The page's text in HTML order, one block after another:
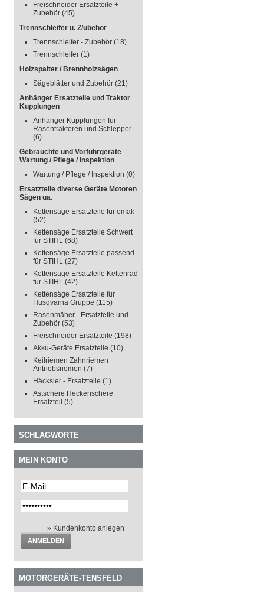
Freischneider Ersatzteile +
Zubehör (45)
Trennschleifer u. Z/ubehör
Trennschleifer - Zubehör (18)
Trennschleifer (1)
Holzspalter / Brennholzsägen
Sägeblätter und Zubehör (21)
Anhänger Ersatzteile und Traktor
Kupplungen
Anhänger Kupplungen für
Rasentraktoren und Schlepper
(6)
Gebrauchte und Vorführgeräte
Wartung / Pflege / Inspektion
Wartung / Pflege / Inspektion (0)
Ersatzteile diverse Geräte Motoren
Sägen ua.
Kettensäge Ersatzteile für emak
(52)
Kettensäge Ersatzteile Schwert
für STIHL (68)
Kettensäge Ersatzteile passend
für STIHL (27)
Kettensäge Ersatzteile Kettenrad
für STIHL (42)
Kettensäge Ersatzteile für
Husqvarna Gruppe (115)
Rasenmäher - Ersatzteile und
Zubehör (53)
Freischneider Ersatzteile (198)
Akku-Geräte Ersatzteile (10)
Keilriemen Zahnriemen
Antriebsriemen (7)
Häcksler - Ersatzteile (1)
Astschere Heckenschere
Ersatzteil (5)
SCHLAGWORTE
MEIN KONTO
» Kundenkonto anlegen
ANMELDEN
MOTORGERÄTE-TENSFELD